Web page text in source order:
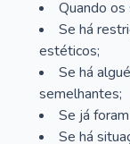
Quando os
Se há
estéticos;
Se há
semelhantes;
Se já
Se há